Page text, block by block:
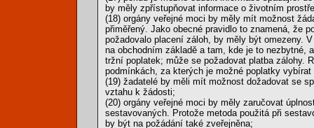
by měly zpřístupňovat informace o životním
(18) orgány veřejné moci by měly mít možnost
přiměřený. Jako obecné pravidlo to znamená, že
požadovalo placení záloh, by měly být omezeny.
na obchodním základě a tam, kde je to nezbytné,
tržní poplatek; může se požadovat platba zálohy.
podmínkách, za kterých je možné poplatky vybírat
(19) žadatelé by měli mít možnost dožadovat se
vztahu k žádosti;
(20) orgány veřejné moci by měly zaručovat
sestavovaných. Protože metoda použitá při
by být na požádání také zveřejněna;